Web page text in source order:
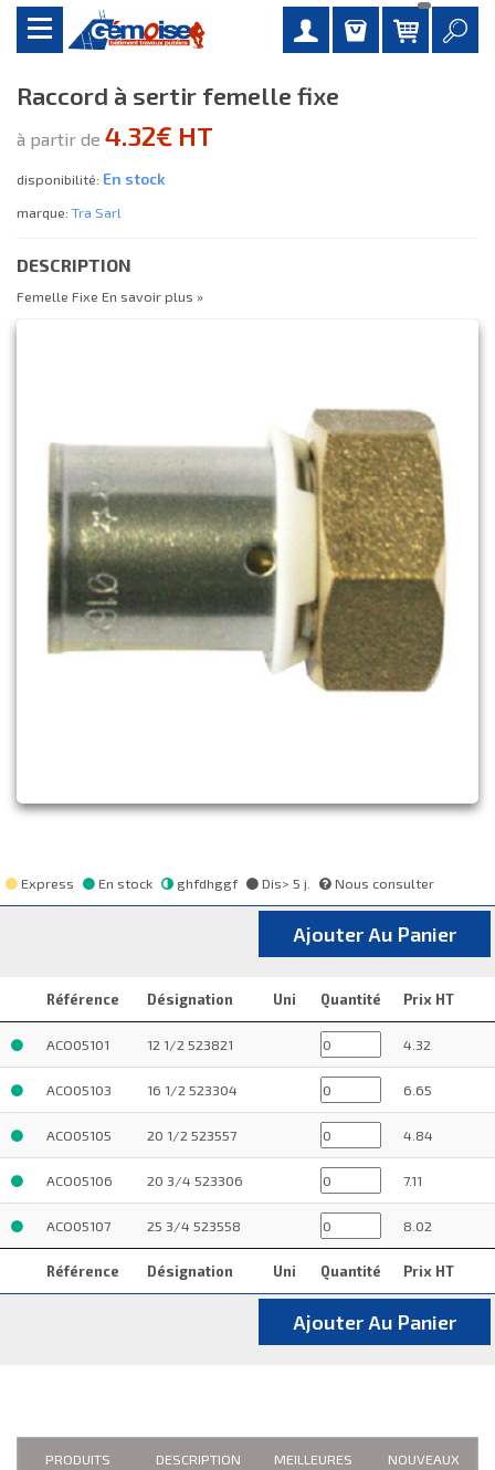
Raccord à sertir femelle fixe
à partir de 4.32€ HT
disponibilité: En stock
marque: Tra Sarl
DESCRIPTION
Femelle Fixe En savoir plus »
Express En stock ghfdhggf Dis> 5 j. Nous consulter
Ajouter Au Panier
Référence Désignation Uni Quantité Prix HT
Référence Désignation Uni Quantité Prix HT
ACO05101 12 1/2 523821 4.32
ACO05103 16 1/2 523304 6.65
ACO05105 20 1/2 523557 4.84
ACO05106 20 3/4 523306 7.11
ACO05107 25 3/4 523558 8.02
Ajouter Au Panier
PRODUITS
DESCRIPTION
MEILLEURES
NOUVEAUX